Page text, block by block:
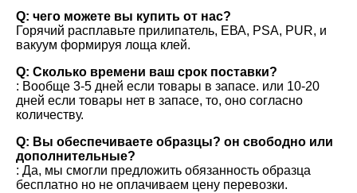
Q: чего можете вы купить от нас?
Горячий расплавьте прилипатель, ЕВА, PSA, PUR, и
вакуум формируя лоща клей.
Q: Сколько времени ваш срок поставки?
: Вообще 3-5 дней если товары в запасе. или 10-20
дней если товары нет в запасе, то, оно согласно
количеству.
Q: Вы обеспечиваете образцы? он свободно или
дополнительные?
: Да, мы смогли предложить обязанность образца
бесплатно но не оплачиваем цену перевозки.